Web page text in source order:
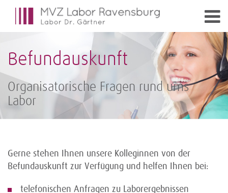
Befundauskunft
Organisatorische Fragen rund ums
Labor
Gerne stehen Ihnen unsere Kolleginnen von der
Befundauskunft zur Verfügung und helfen Ihnen bei:
telefonischen Anfragen zu Laborergebnissen